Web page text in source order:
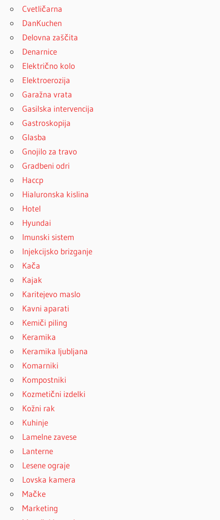
Cvetličarna
DanKuchen
Delovna zaščita
Denarnice
Električno kolo
Elektroerozija
Garažna vrata
Gasilska intervencija
Gastroskopija
Glasba
Gnojilo za travo
Gradbeni odri
Haccp
Hialuronska kislina
Hotel
Hyundai
Imunski sistem
Injekcijsko brizganje
Kača
Kajak
Karitejevo maslo
Kavni aparati
Kemiči piling
Keramika
Keramika ljubljana
Komarniki
Kompostniki
Kozmetični izdelki
Kožni rak
Kuhinje
Lamelne zavese
Lanterne
Lesene ograje
Lovska kamera
Mačke
Marketing